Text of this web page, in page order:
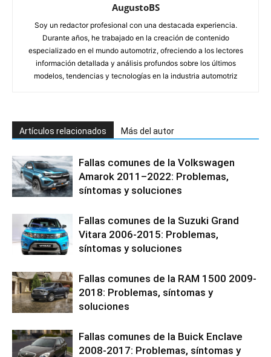
AugustoBS
Soy un redactor profesional con una destacada experiencia.
Durante años, he trabajado en la creación de contenido
especializado en el mundo automotriz, ofreciendo a los lectores
información detallada y análisis profundos sobre los últimos
modelos, tendencias y tecnologías en la industria automotriz
Artículos relacionados Más del autor
Fallas comunes de la Volkswagen
Amarok 2011–2022: Problemas,
síntomas y soluciones
Fallas comunes de la Suzuki Grand
Vitara 2006-2015: Problemas,
síntomas y soluciones
Fallas comunes de la RAM 1500 2009-
2018: Problemas, síntomas y
soluciones
Fallas comunes de la Buick Enclave
2008-2017: Problemas, síntomas y